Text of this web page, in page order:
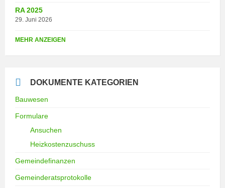
RA 2025
29. Juni 2026
MEHR ANZEIGEN
DOKUMENTE KATEGORIEN
Bauwesen
Formulare
Ansuchen
Heizkostenzuschuss
Gemeindefinanzen
Gemeinderatsprotokolle